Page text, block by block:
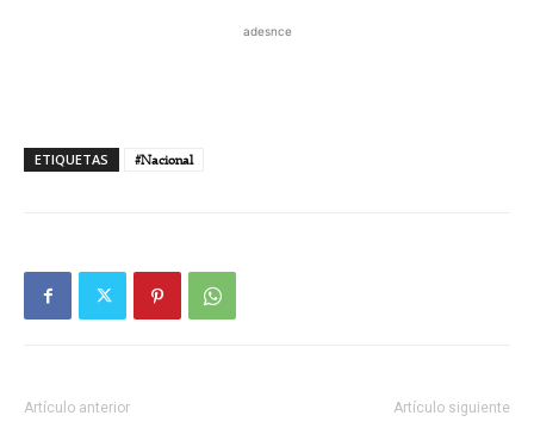
adesnce
ETIQUETAS #Nacional
Artículo anterior Artículo siguiente